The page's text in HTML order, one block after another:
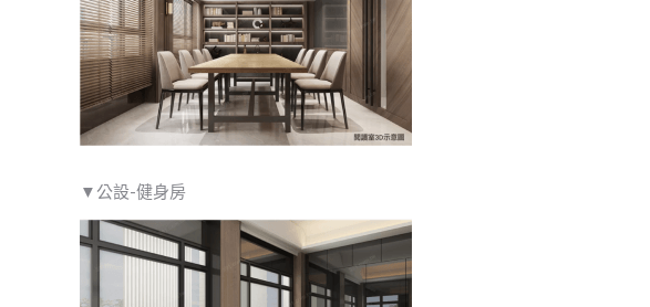
▼公設-健身房